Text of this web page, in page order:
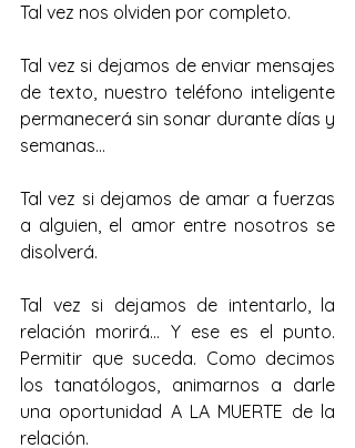
Tal vez nos olviden por completo.
Tal vez si dejamos de enviar mensajes
de texto, nuestro teléfono inteligente
permanecerá sin sonar durante días y
semanas…
Tal vez si dejamos de amar a fuerzas
a alguien, el amor entre nosotros se
disolverá.
Tal vez si dejamos de intentarlo, la
relación morirá… Y ese es el punto.
Permitir que suceda. Como decimos
los tanatólogos, animarnos a darle
una oportunidad A LA MUERTE de la
relación.